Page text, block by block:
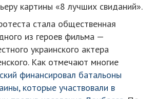
картины «8 лучших свиданий».
стала общественная
из героев фильма —
украинского актера
Как отмечают многие
финансировал батальоны
которые участвовали в